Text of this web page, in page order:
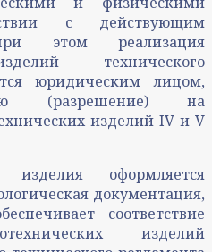
с действующим
при этом реализация
технического
юридическим лицом,
(разрешение) на
изделий IV и V
изделия оформляется
документация,
соответствие
изделий